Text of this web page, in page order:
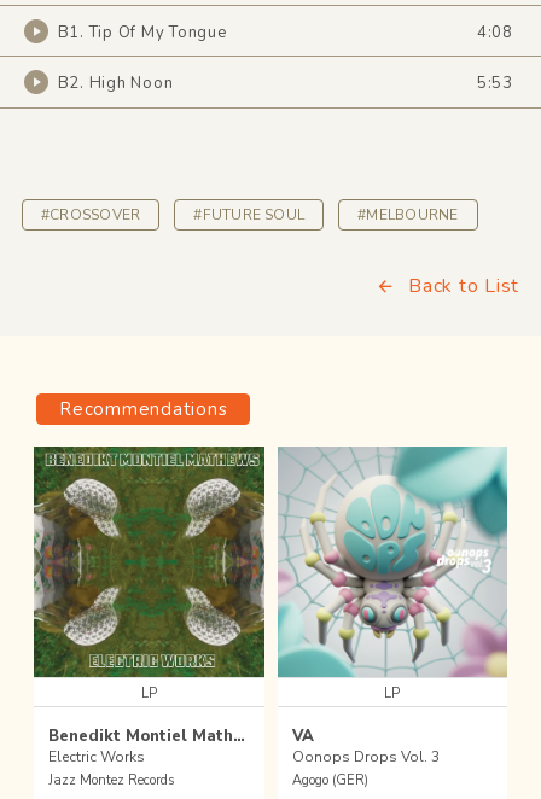
B1. Tip Of My Tongue 4:08
B2. High Noon 5:53
#CROSSOVER #FUTURE SOUL #MELBOURNE
Back to List
Recommendations
LP
Benedikt Montiel Mathews
Electric Works
Jazz Montez Records
LP
VA
Oonops Drops Vol. 3
Agogo (GER)